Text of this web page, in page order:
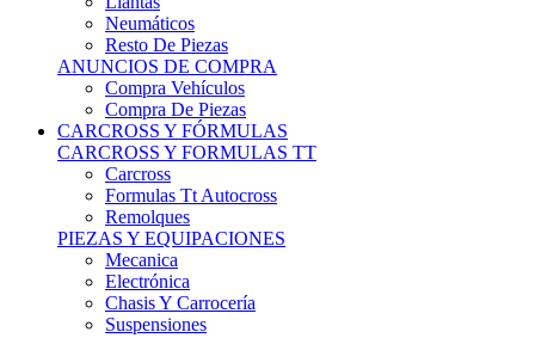
Neumáticos
Resto De Piezas
ANUNCIOS DE COMPRA
Compra Vehículos
Compra De Piezas
CARCROSS Y FÓRMULAS
CARCROSS Y FORMULAS TT
Carcross
Formulas Tt Autocross
Remolques
PIEZAS Y EQUIPACIONES
Mecanica
Electrónica
Chasis Y Carrocería
Suspensiones